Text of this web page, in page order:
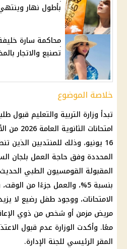
بأطول نهار وينتهي 22
تصنيع والاتجار
خلاصة الموضوع
تبدأ وزارة التربية والتعليم قبول
امتحانات الثانوية العامة 2026
16 يونيو، وذلك للمنتدبين الذين
المحددة وفق حاجة العمل بلجان
المقبولة القومسيون الطبي
بنسبة 5%، والعمل جزءًا من
الامتحانات، ووجود طفل رضيع لا
مريض مزمن أو شخص من ذوي
معًا. وأكدت الوزارة عدم قبول
المقر الرئيسي للجنة الإدارة.